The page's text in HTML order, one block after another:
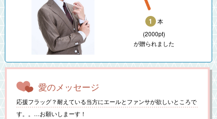
1
本
(2000pt)
が贈られました
愛のメッセージ
応援フラッグ？耐えている当方にエールとファンサが欲しいところで
す。。…お願いしまーす！